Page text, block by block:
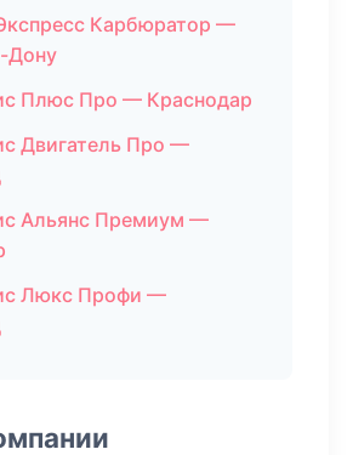
Карбюратор —
Дону
Плюс Про — Краснодар
Двигатель Про —
Альянс Премиум —
Люкс Профи —